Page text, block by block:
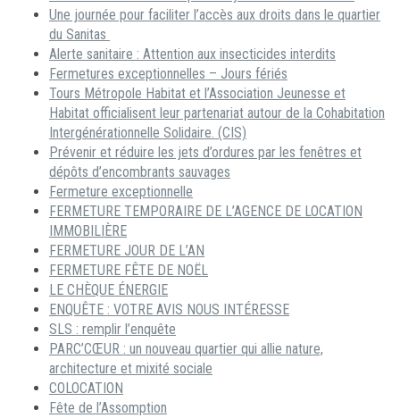
Une journée pour faciliter l’accès aux droits dans le quartier
du Sanitas
Alerte sanitaire : Attention aux insecticides interdits
Fermetures exceptionnelles – Jours fériés
Tours Métropole Habitat et l’Association Jeunesse et
Habitat officialisent leur partenariat autour de la Cohabitation
Intergénérationnelle Solidaire. (CIS)
Prévenir et réduire les jets d’ordures par les fenêtres et
dépôts d’encombrants sauvages
Fermeture exceptionnelle
FERMETURE TEMPORAIRE DE L’AGENCE DE LOCATION
IMMOBILIÈRE
FERMETURE JOUR DE L’AN
FERMETURE FÊTE DE NOËL
LE CHÈQUE ÉNERGIE
ENQUÊTE : VOTRE AVIS NOUS INTÉRESSE
SLS : remplir l’enquête
PARC’CŒUR : un nouveau quartier qui allie nature,
architecture et mixité sociale
COLOCATION
Fête de l’Assomption